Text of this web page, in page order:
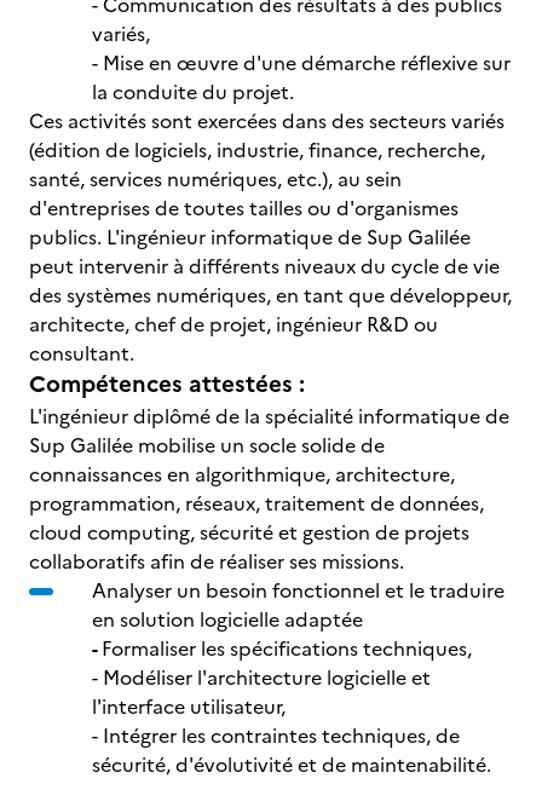
variés,
- Mise en œuvre d'une démarche réflexive sur
la conduite du projet.
Ces activités sont exercées dans des secteurs variés
(édition de logiciels, industrie, finance, recherche,
santé, services numériques, etc.), au sein
d'entreprises de toutes tailles ou d'organismes
publics. L'ingénieur informatique de Sup Galilée
peut intervenir à différents niveaux du cycle de vie
des systèmes numériques, en tant que développeur,
architecte, chef de projet, ingénieur R&D ou
consultant.
Compétences attestées :
L'ingénieur diplômé de la spécialité informatique de
Sup Galilée mobilise un socle solide de
connaissances en algorithmique, architecture,
programmation, réseaux, traitement de données,
cloud computing, sécurité et gestion de projets
collaboratifs afin de réaliser ses missions.
Analyser un besoin fonctionnel et le traduire
en solution logicielle adaptée
-Formaliser les spécifications techniques,
- Modéliser l'architecture logicielle et
l'interface utilisateur,
- Intégrer les contraintes techniques, de
sécurité, d'évolutivité et de maintenabilité.